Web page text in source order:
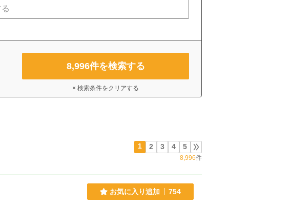
8,996件を検索する
× 検索条件をクリアする
1 2 3 4 5
8,996件
お気に入り追加 754